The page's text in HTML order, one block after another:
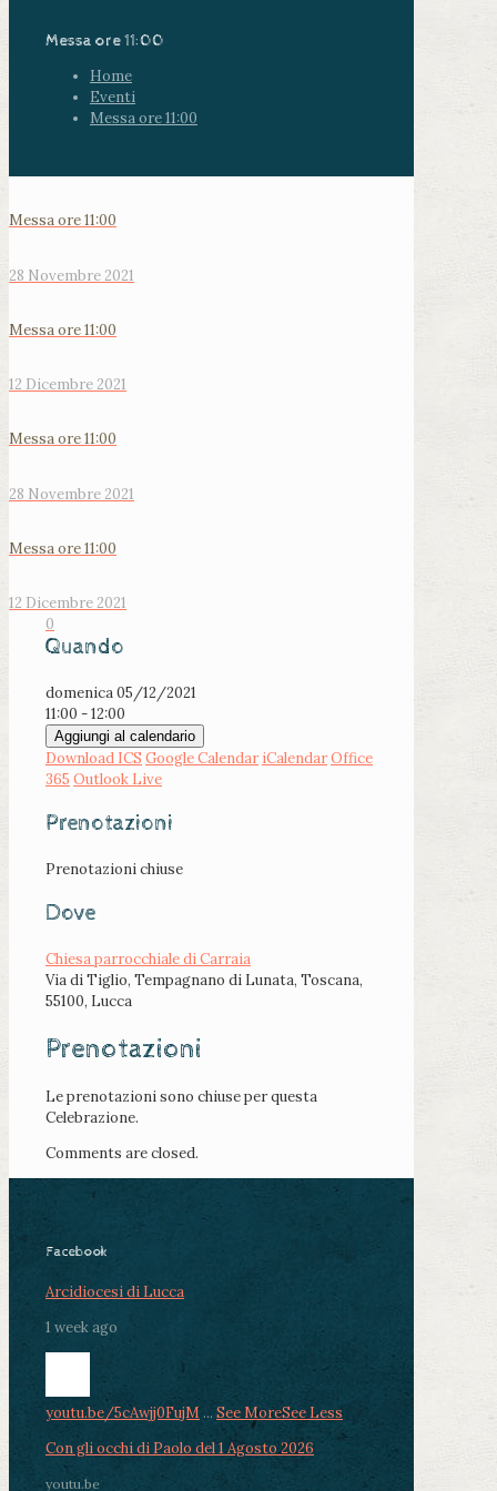
Messa ore 11:00
Home
Eventi
Messa ore 11:00
Messa ore 11:00
28 Novembre 2021
Messa ore 11:00
12 Dicembre 2021
Messa ore 11:00
28 Novembre 2021
Messa ore 11:00
12 Dicembre 2021
0
Quando
domenica 05/12/2021
11:00 - 12:00
Aggiungi al calendario
Download ICS Google Calendar iCalendarOffice
365 Outlook Live
Prenotazioni
Prenotazioni chiuse
Dove
Chiesa parrocchiale di Carraia
Via di Tiglio, Tempagnano di Lunata, Toscana,
55100, Lucca
Prenotazioni
Le prenotazioni sono chiuse per questa
Celebrazione.
Comments are closed.
Facebook
Arcidiocesi di Lucca
1 week ago
youtu.be/5cAwjj0FujM ... See MoreSee Less
Con gli occhi di Paolo del 1 Agosto 2026
youtu.be